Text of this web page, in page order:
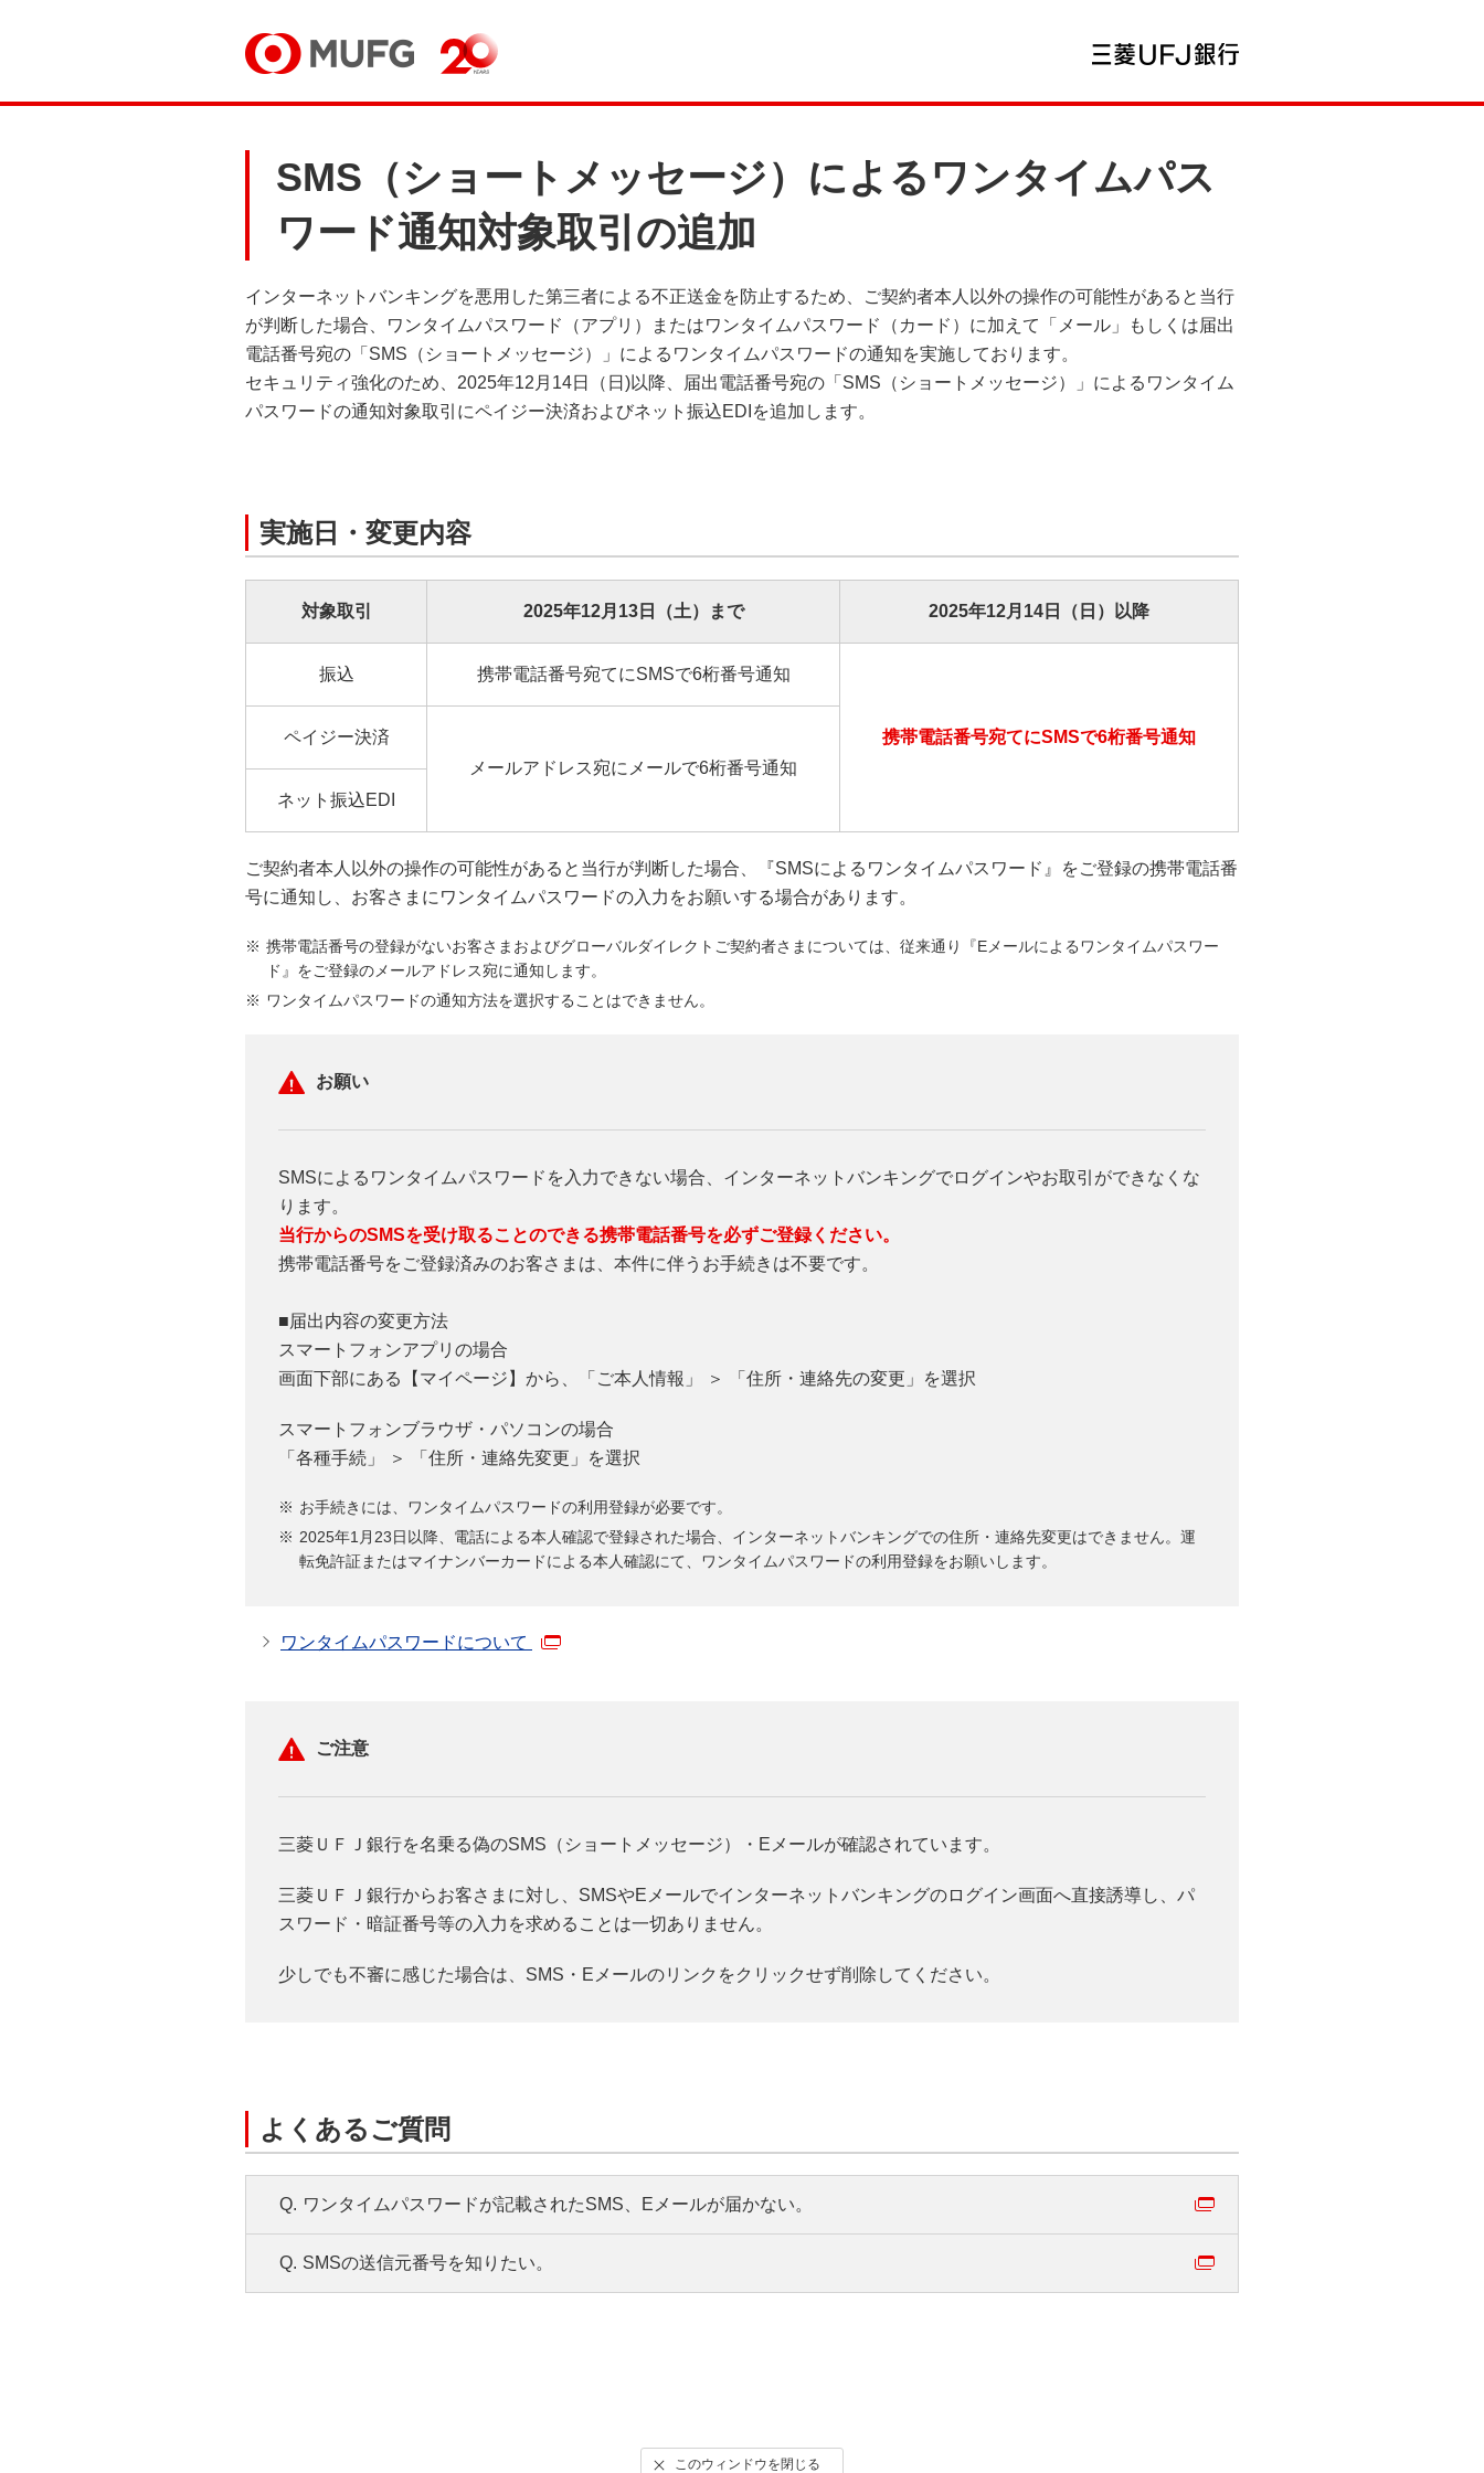
SMS（ショートメッセージ）によるワンタイムパス
ワード通知対象取引の追加
インターネットバンキングを悪用した第三者による不正送金を防止するため、ご契約者本人以外の操作の可能性があると当行
が判断した場合、ワンタイムパスワード（アプリ）またはワンタイムパスワード（カード）に加えて「メール」もしくは届出
電話番号宛の「SMS（ショートメッセージ）」によるワンタイムパスワードの通知を実施しております。
セキュリティ強化のため、2025年12月14日（日)以降、届出電話番号宛の「SMS（ショートメッセージ）」によるワンタイム
パスワードの通知対象取引にペイジー決済およびネット振込EDIを追加します。
実施日・変更内容
対象取引 2025年12月13日（土）まで 2025年12月14日（日）以降
振込 携帯電話番号宛てにSMSで6桁番号通知
携帯電話番号宛てにSMSで6桁番号通知
ペイジー決済
メールアドレス宛にメールで6桁番号通知
ネット振込EDI
ご契約者本人以外の操作の可能性があると当行が判断した場合、『SMSによるワンタイムパスワード』をご登録の携帯電話番
号に通知し、お客さまにワンタイムパスワードの入力をお願いする場合があります。
携帯電話番号の登録がないお客さまおよびグローバルダイレクトご契約者さまについては、従来通り『Eメールによるワンタイムパスワー
ド』をご登録のメールアドレス宛に通知します。
ワンタイムパスワードの通知方法を選択することはできません。
お願い
SMSによるワンタイムパスワードを入力できない場合、インターネットバンキングでログインやお取引ができなくな
ります。
当行からのSMSを受け取ることのできる携帯電話番号を必ずご登録ください。
携帯電話番号をご登録済みのお客さまは、本件に伴うお手続きは不要です。
■届出内容の変更方法
スマートフォンアプリの場合
画面下部にある【マイページ】から、「ご本人情報」 ＞ 「住所・連絡先の変更」を選択
スマートフォンブラウザ・パソコンの場合
「各種手続」 ＞ 「住所・連絡先変更」を選択
お手続きには、ワンタイムパスワードの利用登録が必要です。
2025年1月23日以降、電話による本人確認で登録された場合、インターネットバンキングでの住所・連絡先変更はできません。運
転免許証またはマイナンバーカードによる本人確認にて、ワンタイムパスワードの利用登録をお願いします。
ワンタイムパスワードについて
ご注意
三菱ＵＦＪ銀行を名乗る偽のSMS（ショートメッセージ）・Eメールが確認されています。
三菱ＵＦＪ銀行からお客さまに対し、SMSやEメールでインターネットバンキングのログイン画面へ直接誘導し、パ
スワード・暗証番号等の入力を求めることは一切ありません。
少しでも不審に感じた場合は、SMS・Eメールのリンクをクリックせず削除してください。
よくあるご質問
Q. ワンタイムパスワードが記載されたSMS、Eメールが届かない。
Q. SMSの送信元番号を知りたい。
このウィンドウを閉じる